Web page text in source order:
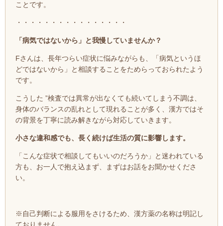
ことです。
・・・・・・・・・・・・・・・・
「病気ではないから」と我慢していませんか？
Fさんは、長年つらい症状に悩みながらも、「病気というほ
どではないから」と相談することをためらっておられたよう
です。
こうした ”検査では異常が出なくても続いてしまう不調は、
身体のバランスの乱れとして現れることが多く、漢方ではそ
の背景を丁寧に読み解きながら対応していきます。
小さな違和感でも、長く続けば生活の質に影響します。
「こんな症状で相談してもいいのだろうか」
と迷われている
方も、お一人で抱え込まず、まずはお話をお聞かせくださ
い。
※自己判断による服用をさけるため、漢方薬の名称は明記し